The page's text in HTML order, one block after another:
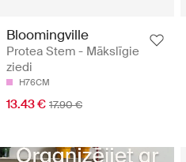
Bloomingville
Protea Stem - Mākslīgie
ziedi
H76CM
13.43 € 17.90 €